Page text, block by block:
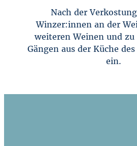
Nach der
Winzer:innen an der
weiteren Weinen und
Gängen aus der Küche
ein.